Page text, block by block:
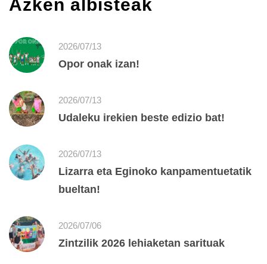
Azken albisteak
2026/07/13
Opor onak izan!
2026/07/13
Udaleku irekien beste edizio bat!
2026/07/13
Lizarra eta Eginoko kanpamentuetatik
bueltan!
2026/07/06
Zintzilik 2026 lehiaketan sarituak